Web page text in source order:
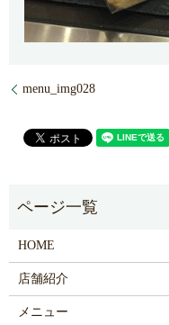
menu_img028
HOME
店舗紹介
メニュー